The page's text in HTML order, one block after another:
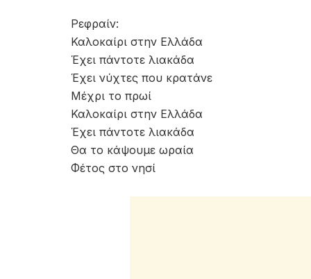
Ρεφραίν:
Καλοκαίρι στην Ελλάδα
Έχει πάντοτε λιακάδα
Έχει νύχτες που κρατάνε
Μέχρι το πρωί
Καλοκαίρι στην Ελλάδα
Έχει πάντοτε λιακάδα
Θα το κάψουμε ωραία
Φέτος στο νησί